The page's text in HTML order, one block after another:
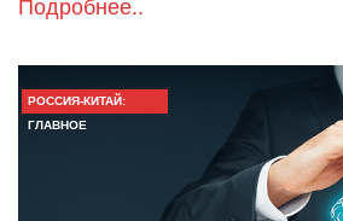
Подробнее..
РОССИЯ-КИТАЙ:
ГЛАВНОЕ